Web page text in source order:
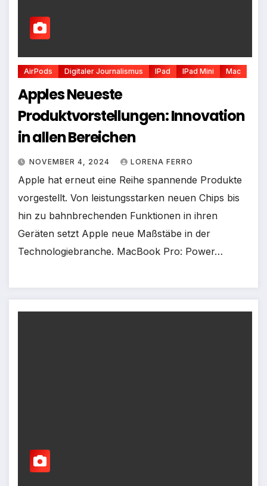
AirPods Digitaler Journalismus IPad IPad Mini Mac
Apples Neueste
Produktvorstellungen: Innovation
in allen Bereichen
NOVEMBER 4, 2024 LORENA FERRO
Apple hat erneut eine Reihe spannende Produkte
vorgestellt. Von leistungsstarken neuen Chips bis
hin zu bahnbrechenden Funktionen in ihren
Geräten setzt Apple neue Maßstäbe in der
Technologiebranche. MacBook Pro: Power…